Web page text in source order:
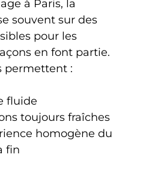
à Paris, la
souvent sur des
pour les
en font partie.
permettent :
fluide
toujours fraîches
homogène du
fin